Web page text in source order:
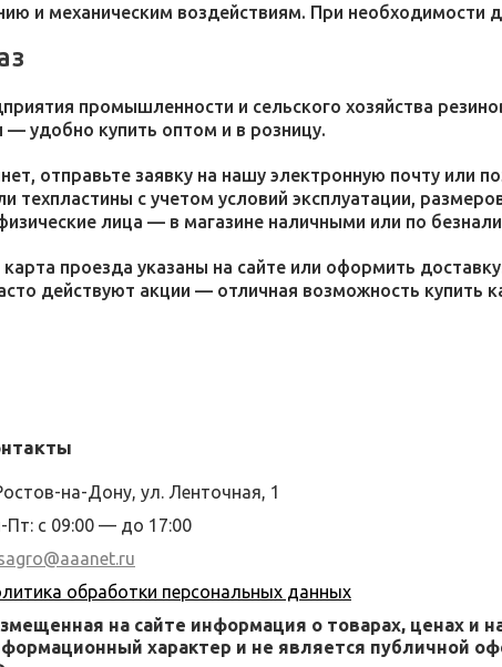
и механическим воздействиям. При необходимости
промышленности и сельского хозяйства
— удобно купить оптом и в розницу.
отправьте заявку на нашу электронную почту или
техпластины с учетом условий эксплуатации,
лица — в магазине наличными или по
проезда указаны на сайте или оформить
действуют акции — отличная возможность купить
на-Дону, ул. Ленточная, 1
Пт: с 09:00 — до 17:00
обработки персональных данных
на сайте информация о товарах, ценах и
характер и не является публичной